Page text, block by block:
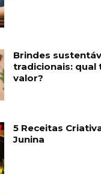
Brindes
tradicionais: qual
valor?
5 Receitas
Junina